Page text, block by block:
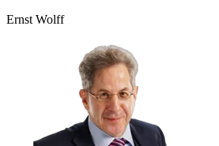
Ernst Wolff